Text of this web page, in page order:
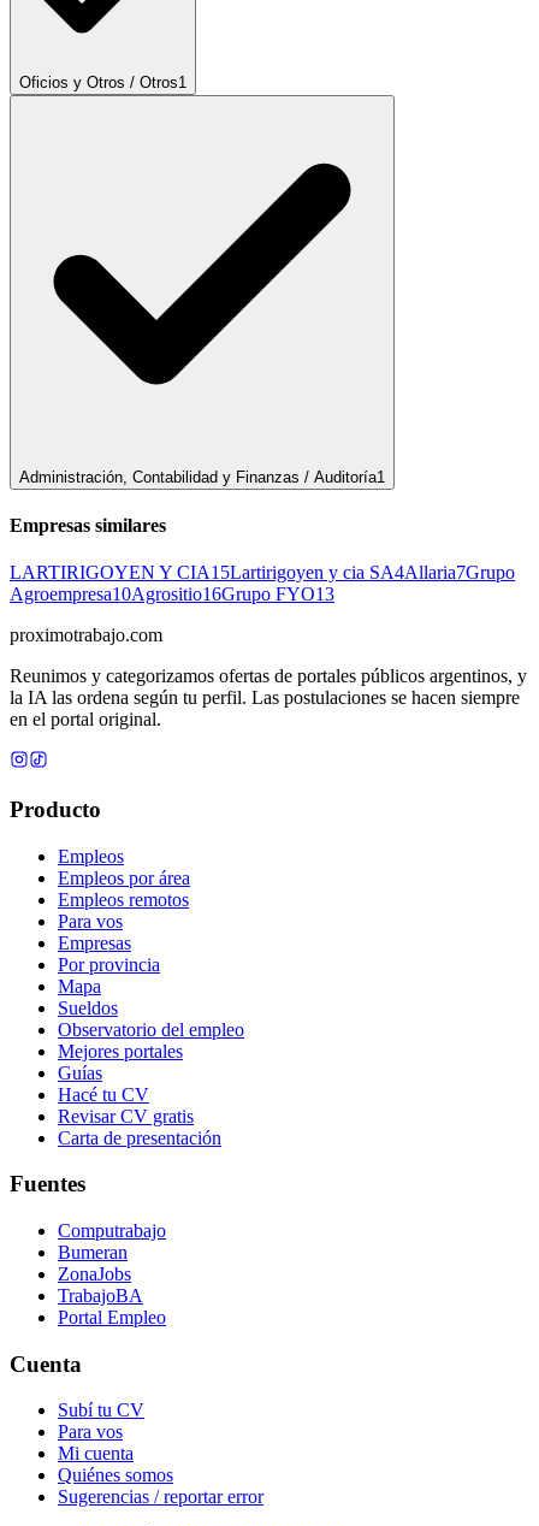
Oficios y Otros / Otros1
Administración, Contabilidad y Finanzas / Auditoría1
Empresas similares
LARTIRIGOYEN Y CIA15Lartirigoyen y cia SA4Allaria7Grupo
Agroempresa10Agrositio16Grupo FYO13
proximotrabajo.com
Reunimos y categorizamos ofertas de portales públicos argentinos, y
la IA las ordena según tu perfil. Las postulaciones se hacen siempre
en el portal original.
Producto
Empleos
Empleos por área
Empleos remotos
Para vos
Empresas
Por provincia
Mapa
Sueldos
Observatorio del empleo
Mejores portales
Guías
Hacé tu CV
Revisar CV gratis
Carta de presentación
Fuentes
Computrabajo
Bumeran
ZonaJobs
TrabajoBA
Portal Empleo
Cuenta
Subí tu CV
Para vos
Mi cuenta
Quiénes somos
Sugerencias / reportar error